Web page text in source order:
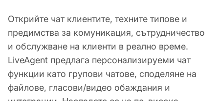
Открийте чат клиентите, техните типове и
предимства за комуникация, сътрудничество
и обслужване на клиенти в реално време.
LiveAgent предлага персонализируеми чат
функции като групови чатове, споделяне на
файлове, гласови/видео обаждания и